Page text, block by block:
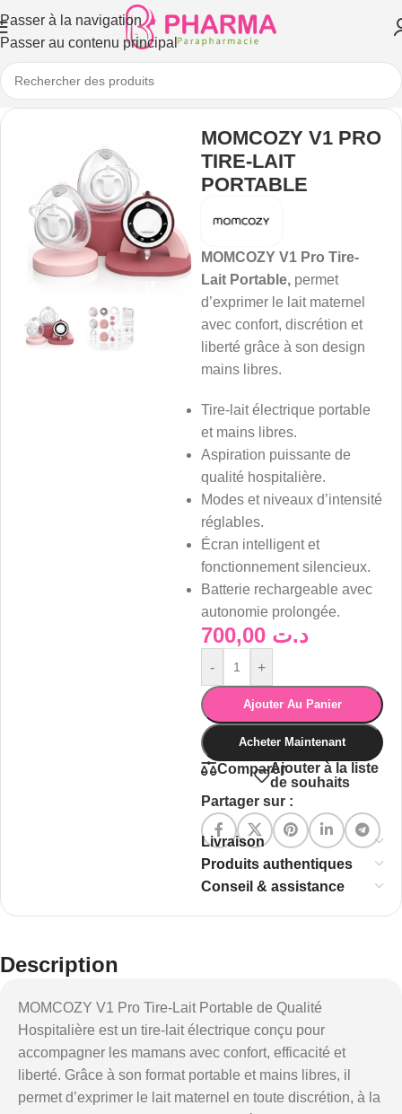
Passer à la navigation
Passer au contenu principal
MOMCOZY V1 PRO
TIRE-LAIT
PORTABLE
MOMCOZY V1 Pro Tire-
Lait Portable, permet
d’exprimer le lait maternel
avec confort, discrétion et
liberté grâce à son design
mains libres.
Tire-lait électrique portable
et mains libres.
Aspiration puissante de
qualité hospitalière.
Modes et niveaux d’intensité
réglables.
Écran intelligent et
fonctionnement silencieux.
Batterie rechargeable avec
autonomie prolongée.
د.ت
- +
Ajouter Au Panier
Acheter Maintenant
ComparerAjouter à la liste
de souhaits
Partager sur :
Livraison
Produits authentiques
Conseil & assistance
Description
MOMCOZY V1 Pro Tire-Lait Portable de Qualité
Hospitalière est un tire-lait électrique conçu pour
accompagner les mamans avec confort, efficacité et
liberté. Grâce à son format portable et mains libres, il
permet d’exprimer le lait maternel en toute discrétion, à la